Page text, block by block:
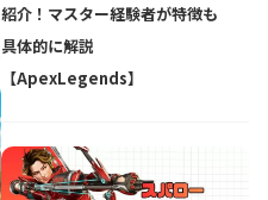
紹介！マスター経験者が特徴も
具体的に解説
【ApexLegends】